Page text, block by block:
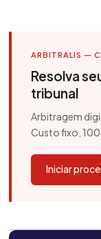
ARBITRALIS —
Resolva
tribunal
Arbitragem
Custo fixo,
Iniciar